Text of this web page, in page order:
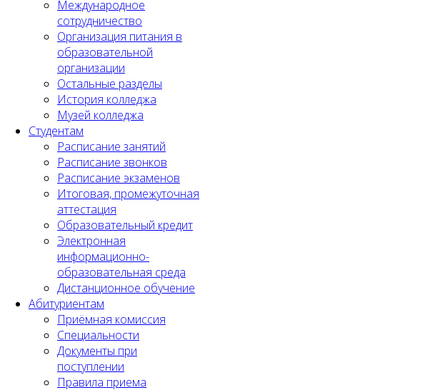
Международное
сотрудничество
Организация питания в
образовательной
организации
Остальные разделы
История колледжа
Музей колледжа
Студентам
Расписание занятий
Расписание звонков
Расписание экзаменов
Итоговая, промежуточная
аттестация
Образовательный кредит
Электронная
информационно-
образовательная среда
Дистанционное обучение
Абитуриентам
Приёмная комиссия
Специальности
Документы при
поступлении
Правила приема